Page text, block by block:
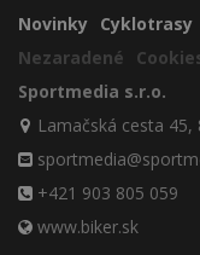
Novinky Cyklotrasy
Nezaradené
Sportmedia s.r.o.
Lamačská cesta
+421 903 805 059
www.biker.sk